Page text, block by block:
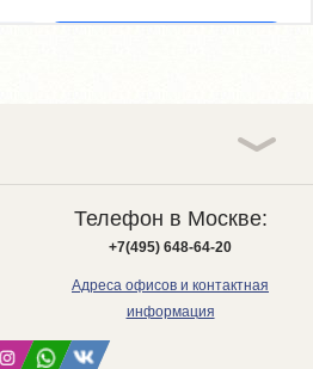
Телефон в Москве:
+7(495) 648-64-20
Адреса офисов и контактная
информация